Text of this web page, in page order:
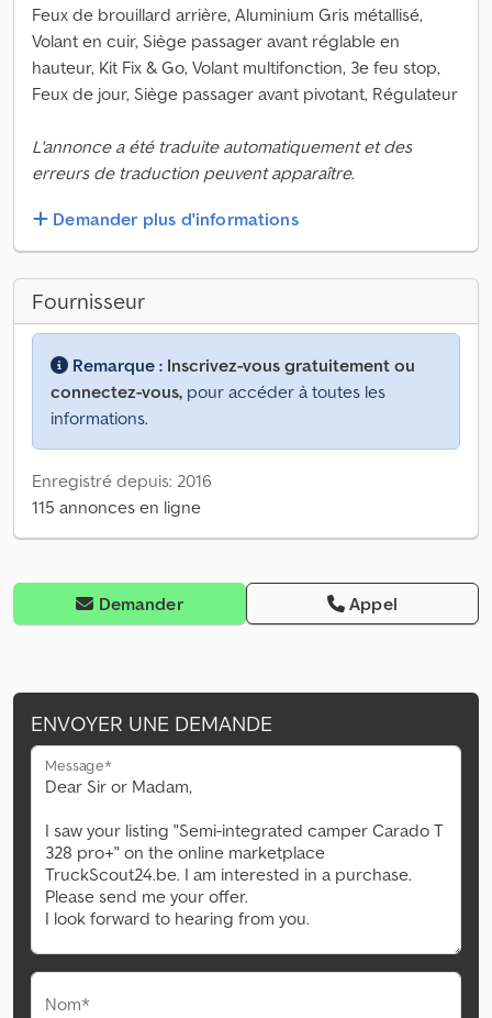
Feux de brouillard arrière, Aluminium Gris métallisé,
Volant en cuir, Siège passager avant réglable en
hauteur, Kit Fix & Go, Volant multifonction, 3e feu stop,
Feux de jour, Siège passager avant pivotant, Régulateur
L'annonce a été traduite automatiquement et des
erreurs de traduction peuvent apparaître.
Demander plus d'informations
Fournisseur
Remarque : Inscrivez-vous gratuitement ou
connectez-vous, pour accéder à toutes les
informations.
Enregistré depuis: 2016
115 annonces en ligne
Demander Appel
ENVOYER UNE DEMANDE
Message*
Nom*